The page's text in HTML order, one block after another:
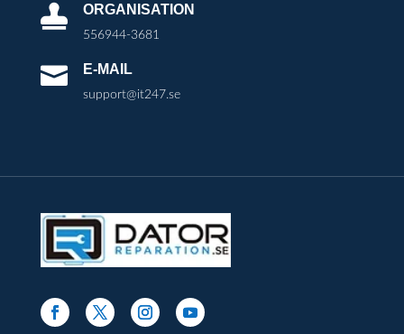
 ORGANISATION
556944-3681
 E-MAIL
support@it247.se